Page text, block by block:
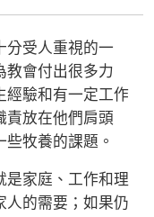
受人重視的一
教會付出很多力
經驗和有一定工作
責放在他們肩頭
牧養的課題。
家庭、工作和理
人的需要；如果仍